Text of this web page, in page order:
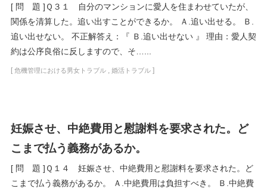
[ 問 題 ]Ｑ３１ 自分のマンションに愛人を住まわせていたが、
関係を清算した。追い出すことができるか。 Ａ.追い出せる。 Ｂ.
追い出せない。 不正解答え：『 Ｂ.追い出せない 』 理由：愛人契
約は公序良俗に反しますので、そ…...
[ 危機管理における男女トラブル, 婚活トラブル]
妊娠させ、中絶費用と慰謝料を要求された。ど
こまで払う義務があるか。
[ 問 題 ]Ｑ１４ 妊娠させ、中絶費用と慰謝料を要求された。ど
こまで払う義務があるか。 Ａ.中絶費用は負担すべき。 Ｂ.中絶費